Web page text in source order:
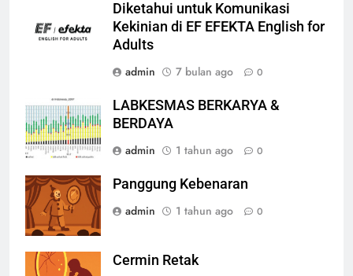
Diketahui untuk Komunikasi
Kekinian di EF EFEKTA English for
Adults
admin
7 bulan ago 0
LABKESMAS BERKARYA &
BERDAYA
admin
1 tahun ago 0
Panggung Kebenaran
admin
1 tahun ago 0
Cermin Retak